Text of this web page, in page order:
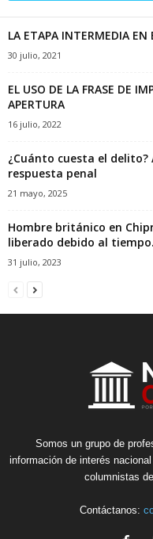
LA ETAPA INTERMEDIA EN
30 julio, 2021
EL USO DE LA FRASE DE
APERTURA
16 julio, 2022
¿Cuánto cuesta el
respuesta penal
21 mayo, 2025
Hombre británico en
liberado debido al
31 julio, 2023
Somos un grupo de
información de interés
columnistas
Contáctanos: